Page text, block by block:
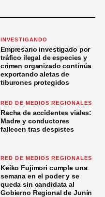
INVESTIGANDO
Empresario investigado por
tráfico ilegal de especies y
crimen organizado continúa
exportando aletas de
tiburones protegidos
RED DE MEDIOS REGIONALES
Racha de accidentes viales:
Madre y conductores
fallecen tras despistes
RED DE MEDIOS REGIONALES
Keiko Fujimori cumple una
semana en el poder y se
queda sin candidata al
Gobierno Regional de Junín